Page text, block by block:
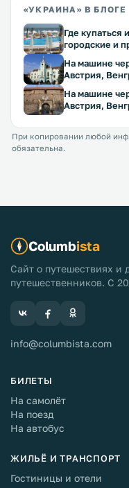
«УКРАИНА» В БЛОГЕ
Где купаться
городские и
На машине
Австрия,
На машине
Австрия,
При копировании любой
обязательна.
Columbista
Сайт о путешествиях и
путешественников. С
info@columbista.com
БИЛЕТЫ
На самолёт
На поезд
На автобус
ЖИЛЬЁ И ТРАНСПОРТ
Гостиницы и отели